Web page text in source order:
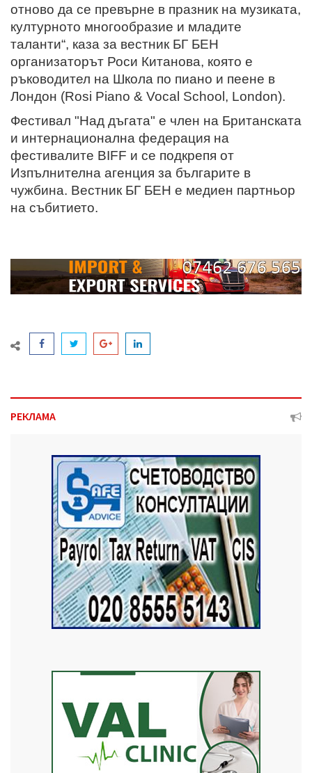
отново да се превърне в празник на музиката,
културното многообразие и младите
таланти“, каза за вестник БГ БЕН
организаторът Роси Китанова, която е
ръководител на Школа по пиано и пеене в
Лондон (Rosi Piano & Vocal School, London).
Фестивал "Над дъгата" е член на Британската
и интернационална федерация на
фестивалите BIFF и се подкрепя от
Изпълнителна агенция за българите в
чужбина. Вестник БГ БЕН е медиен партньор
на събитието.
РЕКЛАМА